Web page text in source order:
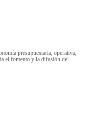
presupuestaria, operativa,
el fomento y la difusión del